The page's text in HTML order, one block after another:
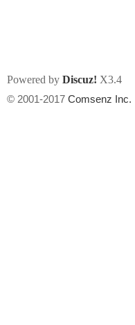
Powered by Discuz! X3.4
© 2001-2017 Comsenz Inc.